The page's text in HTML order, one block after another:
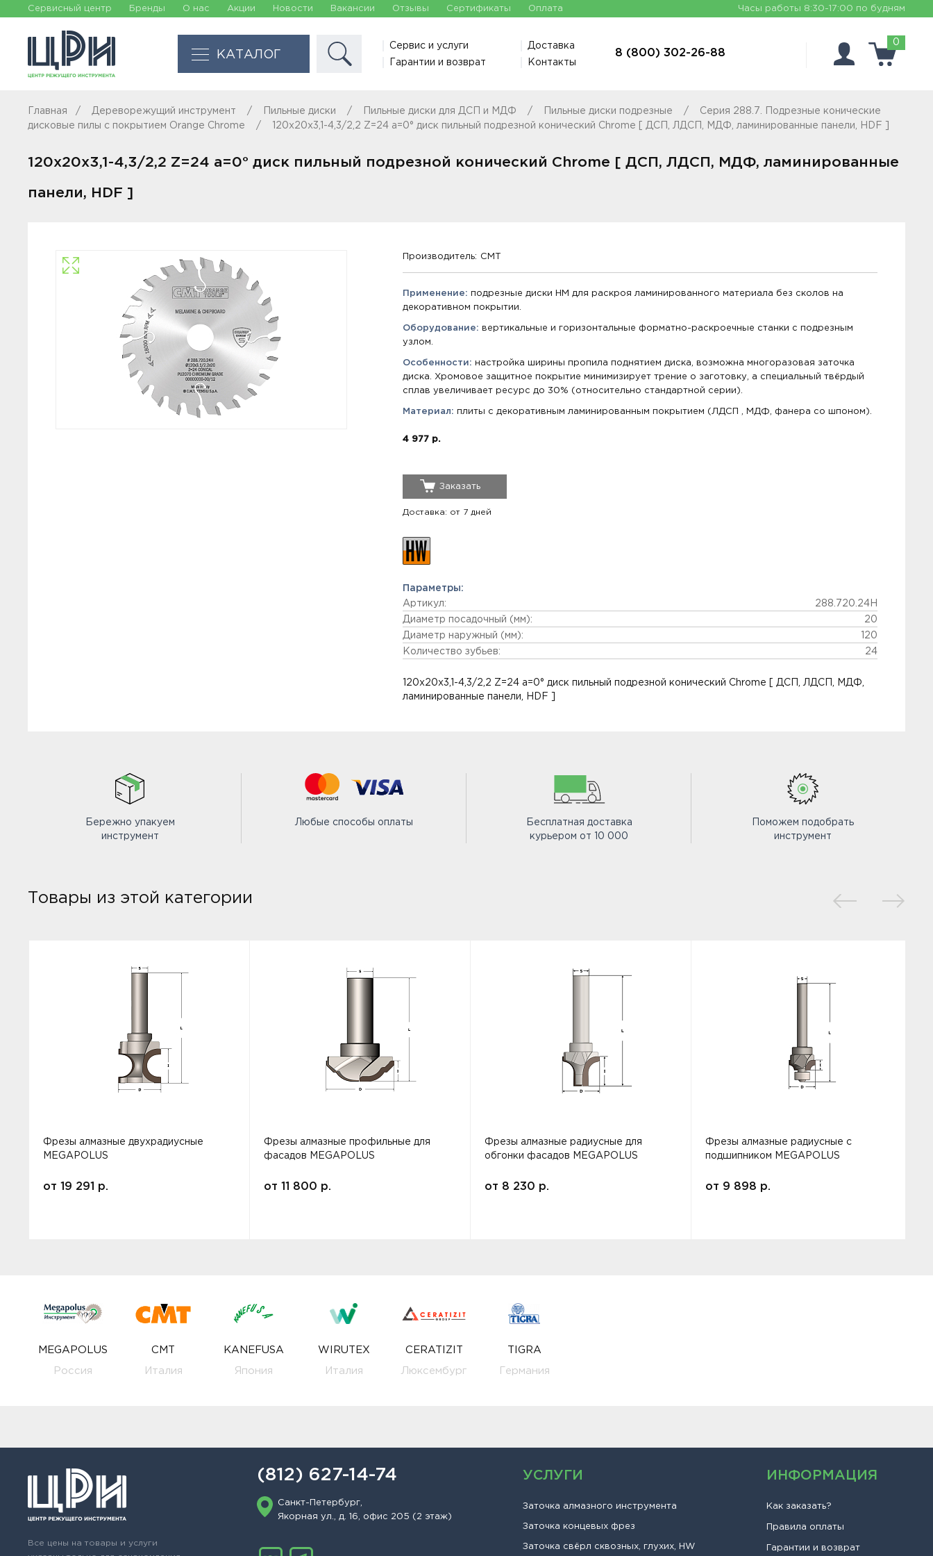
Сервисный центр Бренды О нас Акции Новости Вакансии Отзывы Сертификаты Оплата Часы работы 8:30-17:00 по будням
КАТАЛОГ
Сервис и услуги
Гарантии и возврат
Доставка
Контакты
8 (800) 302-26-88
0
Главная Дереворежущий инструмент Пильные диски Пильные диски для ДСП и МДФ Пильные диски подрезные
Серия 288.7. Подрезные конические
дисковые пилы с покрытием Orange Chrome
120x20x3,1-4,3/2,2 Z=24 a=0° диск пильный подрезной конический Chrome [ ДСП, ЛДСП, МДФ, ламинированные панели, HDF ]
120x20x3,1-4,3/2,2 Z=24 a=0° диск пильный подрезной конический Chrome [ ДСП, ЛДСП, МДФ, ламинированные
панели, HDF ]
Производитель: CMT
Применение: подрезные диски HM для раскроя ламинированного материала без сколов на
декоративном покрытии.
Оборудование: вертикальные и горизонтальные форматно-раскроечные станки с подрезным
узлом.
Особенности: настройка ширины пропила поднятием диска, возможна многоразовая заточка
диска. Хромовое защитное покрытие минимизирует трение о заготовку, а специальный твёрдый
сплав увеличивает ресурс до 30% (относительно стандартной серии).
Материал: плиты с декоративным ламинированным покрытием (ЛДСП , МДФ, фанера со шпоном).
4 977 р.
Заказать
Доставка: от 7 дней
Параметры:
Артикул:
288.720.24H
Диаметр посадочный (мм):
20
Диаметр наружный (мм):
120
Количество зубьев:
24
120x20x3,1-4,3/2,2 Z=24 a=0° диск пильный подрезной конический Chrome [ ДСП, ЛДСП, МДФ,
ламинированные панели, HDF ]
Бережно упакуем
инструмент
Любые способы оплаты
Бесплатная доставка
курьером от 10 000
Поможем подобрать
инструмент
Товары из этой категории
Фрезы алмазные двухрадиусные
MEGAPOLUS
от 19 291 р.
Фрезы алмазные профильные для
фасадов MEGAPOLUS
от 11 800 р.
Фрезы алмазные радиусные для
обгонки фасадов MEGAPOLUS
от 8 230 р.
Фрезы алмазные радиусные с
подшипником MEGAPOLUS
от 9 898 р.
MEGAPOLUS
Россия
CMT
Италия
KANEFUSA
Япония
WIRUTEX
Италия
CERATIZIT
Люксембург
TIGRA
Германия
Все цены на товары и услуги
(812) 627-14-74
Санкт-Петербург,
Якорная ул., д. 16, офис 205 (2 этаж)
УСЛУГИ
Заточка алмазного инструмента
Заточка концевых фрез
Заточка свёрл сквозных, глухих, HW
ИНФОРМАЦИЯ
Как заказать?
Правила оплаты
Гарантии и возврат